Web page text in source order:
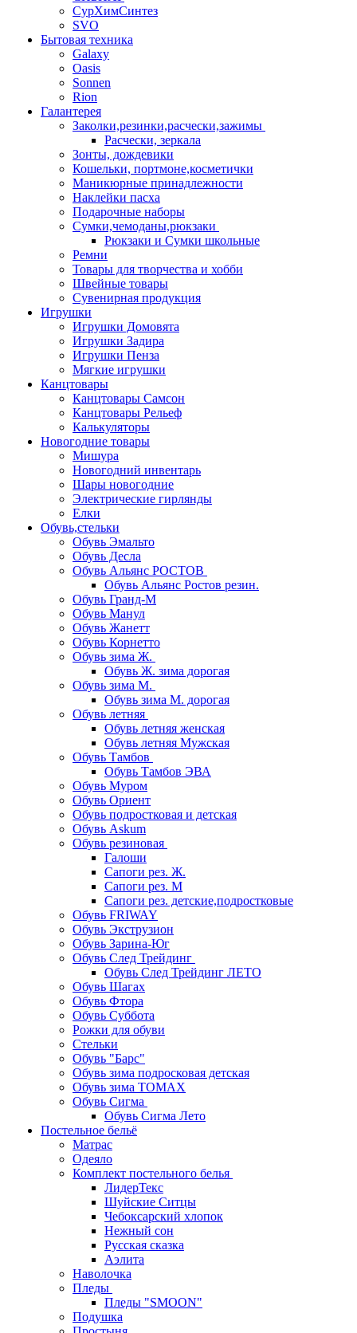
СурХимСинтез
SVO
Бытовая техника
Galaxy
Oasis
Sonnen
Rion
Галантерея
Заколки,резинки,расчески,зажимы
Расчески, зеркала
Зонты, дождевики
Кошельки, портмоне,косметички
Маникюрные принадлежности
Наклейки пасха
Подарочные наборы
Сумки,чемоданы,рюкзаки
Рюкзаки и Сумки школьные
Ремни
Товары для творчества и хобби
Швейные товары
Сувенирная продукция
Игрушки
Игрушки Домовята
Игрушки Задира
Игрушки Пенза
Мягкие игрушки
Канцтовары
Канцтовары Самсон
Канцтовары Рельеф
Калькуляторы
Новогодние товары
Мишура
Новогодний инвентарь
Шары новогодние
Электрические гирлянды
Елки
Обувь,стельки
Обувь Эмальто
Обувь Десла
Обувь Альянс РОСТОВ
Обувь Альянс Ростов резин.
Обувь Гранд-М
Обувь Манул
Обувь Жанетт
Обувь Корнетто
Обувь зима Ж.
Обувь Ж. зима дорогая
Обувь зима М.
Обувь зима М. дорогая
Обувь летняя
Обувь летняя женская
Обувь летняя Мужская
Обувь Тамбов
Обувь Тамбов ЭВА
Обувь Муром
Обувь Ориент
Обувь подростковая и детская
Обувь Askum
Обувь резиновая
Галоши
Сапоги рез. Ж.
Сапоги рез. М
Сапоги рез. детские,подростковые
Обувь FRIWAY
Обувь Экструзион
Обувь Зарина-Юг
Обувь След Трейдинг
Обувь След Трейдинг ЛЕТО
Обувь Шагах
Обувь Фтора
Обувь Суббота
Рожки для обуви
Стельки
Обувь "Барс"
Обувь зима подросковая детская
Обувь зима ТОМАХ
Обувь Сигма
Обувь Сигма Лето
Постельное бельё
Матрас
Одеяло
Комплект постельного белья
ЛидерТекс
Шуйские Ситцы
Чебоксарский хлопок
Нежный сон
Русская сказка
Аэлита
Наволочка
Пледы
Пледы "SMOON"
Подушка